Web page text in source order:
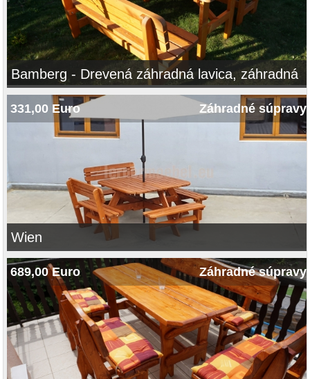
Bamberg - Drevená záhradná lavica, záhradná
súprava, záhradný nábytok, záhradný stôl,
331,00 Euro Záhradné súpravy
Wien
689,00 Euro Záhradné súpravy